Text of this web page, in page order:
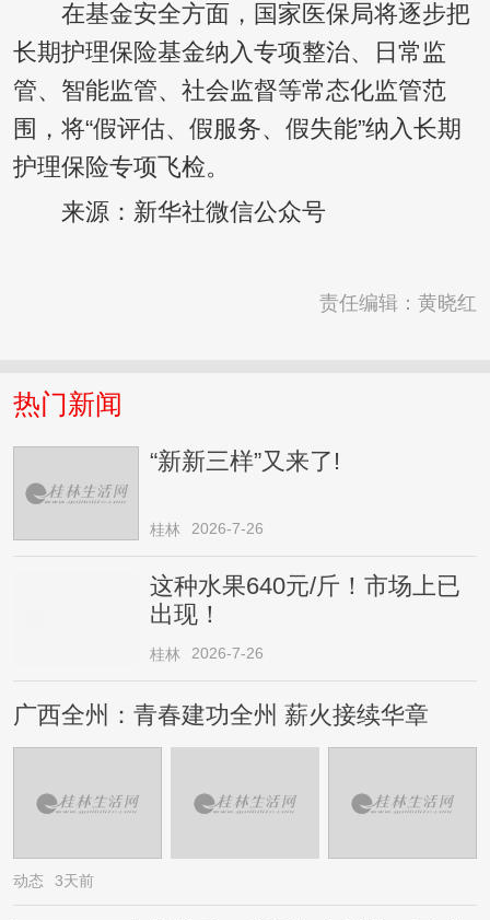
在基金安全方面，国家医保局将逐步把
长期护理保险基金纳入专项整治、日常监
管、智能监管、社会监督等常态化监管范
围，将“假评估、假服务、假失能”纳入长期
护理保险专项飞检。
来源：新华社微信公众号
责任编辑：黄晓红
热门新闻
“新新三样”又来了!
桂林 2026-7-26
这种水果640元/斤！市场上已
出现！
桂林 2026-7-26
广西全州：青春建功全州 薪火接续华章
动态 3天前